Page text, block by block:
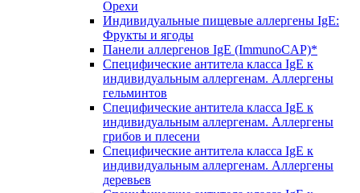
Орехи
Индивидуальные пищевые аллергены IgE:
Фрукты и ягоды
Панели аллергенов IgE (ImmunoCAP)*
Специфические антитела класса IgE к
индивидуальным аллергенам. Аллергены
гельминтов
Специфические антитела класса IgE к
индивидуальным аллергенам. Аллергены
грибов и плесени
Специфические антитела класса IgE к
индивидуальным аллергенам. Аллергены
деревьев